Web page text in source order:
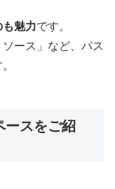
魅力です。
ース」など、パス
ースをご紹